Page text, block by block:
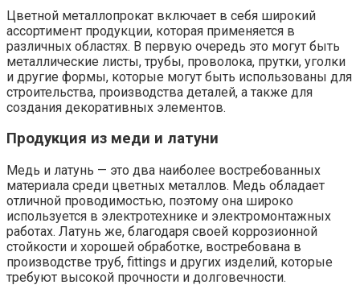
Цветной металлопрокат включает в себя широкий
ассортимент продукции, которая применяется в
различных областях. В первую очередь это могут быть
металлические листы, трубы, проволока, прутки, уголки
и другие формы, которые могут быть использованы для
строительства, производства деталей, а также для
создания декоративных элементов.
Продукция из меди и латуни
Медь и латунь — это два наиболее востребованных
материала среди цветных металлов. Медь обладает
отличной проводимостью, поэтому она широко
используется в электротехнике и электромонтажных
работах. Латунь же, благодаря своей коррозионной
стойкости и хорошей обработке, востребована в
производстве труб, fittings и других изделий, которые
требуют высокой прочности и долговечности.